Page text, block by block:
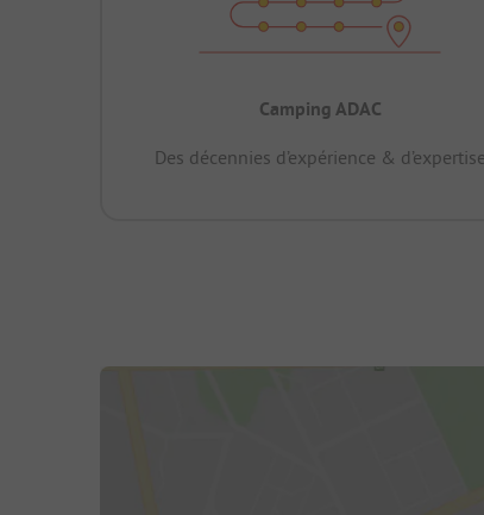
Camping ADAC
Des décennies d’expérience & d’expertise